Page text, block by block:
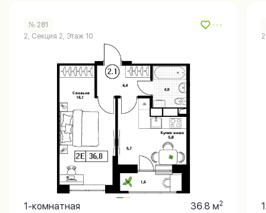
№ 281
2, Секция 2, Этаж 10
1-комнатная 36.8 м2